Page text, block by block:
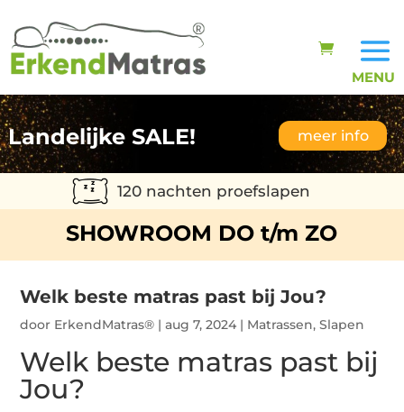
Landelijke SALE! meer info
120 nachten proefslapen
SHOWROOM DO t/m ZO
Welk beste matras past bij Jou?
door ErkendMatras® |aug 7, 2024 | Matrassen,Slapen
Welk beste matras past bij
Jou?